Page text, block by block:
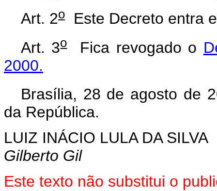
Art. 2o Este Decreto entra
Art. 3oFica revogado o
2000.
Brasília, 28 de agosto de
da República.
LUIZ INÁCIO LULA DA SILVA
Gilberto Gil
Este texto não substitui o